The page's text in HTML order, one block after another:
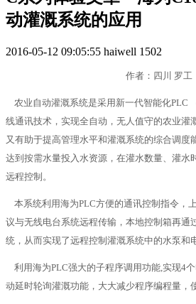
动灌溉系统的应用
2016-05-12 09:05:55 haiwell 1502
作者： 四川 罗工
农业自动灌溉系统是采用 新一代智能化PLC
线通讯技术，实现全自动，无人值守的农业灌
又有助于提高管理水平和灌溉系统的综合调度
达到按需水量投入水资源，在灌水数量、灌水
远程控制。
本系统利用海为PLC方便的通讯控制指令，
议与无线电台系统远程传输，本地控制 箱再通
统，从而实现了远程控制灌溉系统中的水泵和
利用海为PLC强大的子程序调用功能 ,实现4
动延时轮询灌溉功能，大大减少程序编程量，